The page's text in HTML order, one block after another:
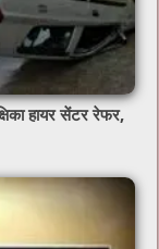
हायर सेंटर रेफर,